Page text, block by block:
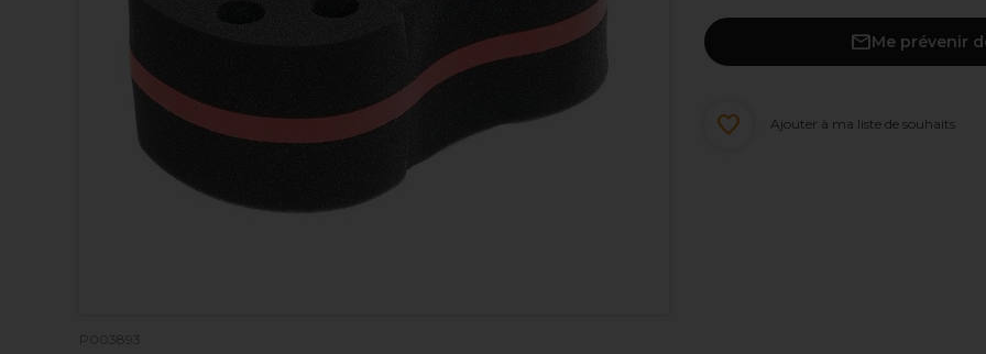
P003893
Me prévenir
Ajouter à ma liste de souhaits